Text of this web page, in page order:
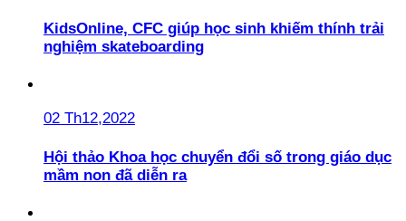
KidsOnline, CFC giúp học sinh khiếm thính trải
nghiệm skateboarding
02 Th12,2022
Hội thảo Khoa học chuyển đổi số trong giáo dục
mầm non đã diễn ra